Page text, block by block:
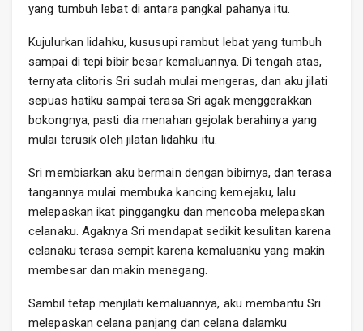
yang tumbuh lebat di antara pangkal pahanya itu.
Kujulurkan lidahku, kususupi rambut lebat yang tumbuh
sampai di tepi bibir besar kemaluannya. Di tengah atas,
ternyata clitoris Sri sudah mulai mengeras, dan aku jilati
sepuas hatiku sampai terasa Sri agak menggerakkan
bokongnya, pasti dia menahan gejolak berahinya yang
mulai terusik oleh jilatan lidahku itu.
Sri membiarkan aku bermain dengan bibirnya, dan terasa
tangannya mulai membuka kancing kemejaku, lalu
melepaskan ikat pinggangku dan mencoba melepaskan
celanaku. Agaknya Sri mendapat sedikit kesulitan karena
celanaku terasa sempit karena kemaluanku yang makin
membesar dan makin menegang.
Sambil tetap menjilati kemaluannya, aku membantu Sri
melepaskan celana panjang dan celana dalamku